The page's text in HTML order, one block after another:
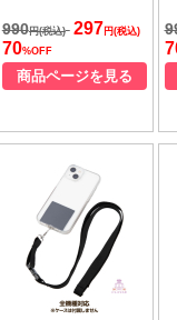
990円(税込) 297 円(税込)
70%OFF
商品ページを見る